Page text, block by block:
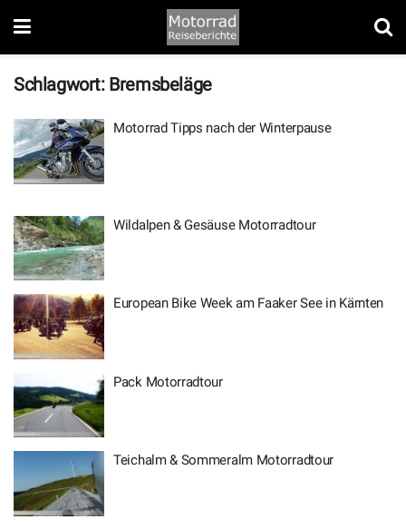
Schlagwort: Bremsbeläge
Motorrad Tipps nach der Winterpause
Wildalpen & Gesäuse Motorradtour
European Bike Week am Faaker See in Kärnten
Pack Motorradtour
Teichalm & Sommeralm Motorradtour